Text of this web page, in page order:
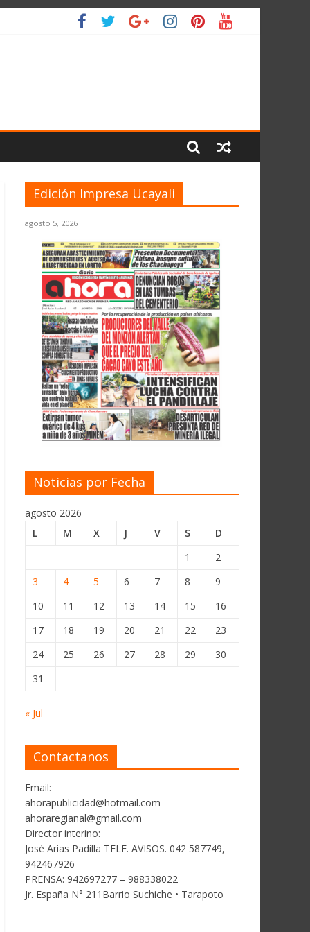
Edición Impresa Ucayali
agosto 5, 2026
Noticias por Fecha
agosto 2026
L
M X J V S
D
1
2
3
4 5 6 7 8
9
10
11 12 13 14 15
16
17
18 19 20 21 22
23
24
25 26 27 28 29
30
31
« Jul
Contactanos
Email:
ahorapublicidad@hotmail.com
ahoraregianal@gmail.com
Director interino:
José Arias Padilla TELF. AVISOS. 042 587749,
942467926
PRENSA: 942697277 – 988338022
Jr. España N° 211Barrio Suchiche • Tarapoto